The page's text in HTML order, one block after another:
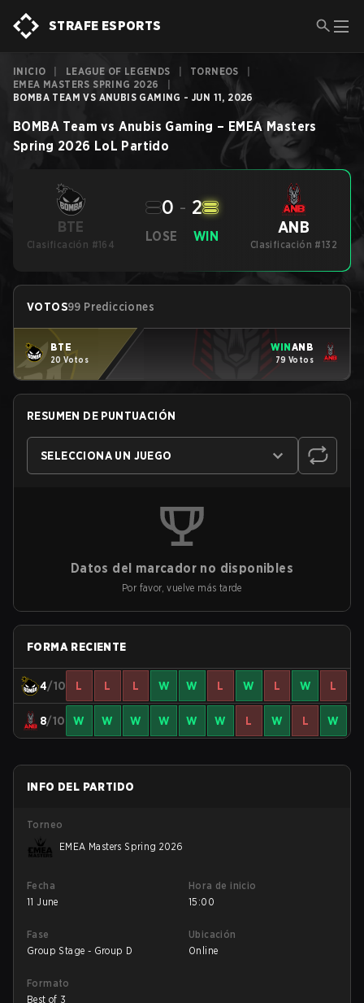
STRAFE ESPORTS
INICIO LEAGUE OF LEGENDS TORNEOS
EMEA MASTERS SPRING 2026
BOMBA TEAM VS ANUBIS GAMING - JUN 11, 2026
BOMBA Team vs Anubis Gaming – EMEA Masters
Spring 2026 LoL Partido
BTE
Clasificación #164
LOSE
0 - 2
WIN ANB
Clasificación #132
VOTOS99 Predicciones
BTE
20 Votos
WINANB
79 Votos
RESUMEN DE PUNTUACIÓN
SELECCIONA UN JUEGO
Datos del marcador no disponibles
Por favor, vuelve más tarde
FORMA RECIENTE
4/10 L L L W W L W L W L
8/10 W W W W W W L W L W
INFO DEL PARTIDO
Torneo
EMEA Masters Spring 2026
Fecha
11 June
Hora de inicio
15:00
Fase
Group Stage - Group D
Ubicación
Online
Formato
Best of 3